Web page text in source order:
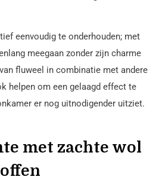
eenvoudig te onderhouden; met
meegaan zonder zijn charme
fluweel in combinatie met andere
helpen om een gelaagd effect te
er nog uitnodigender uitziet.
met zachte wol